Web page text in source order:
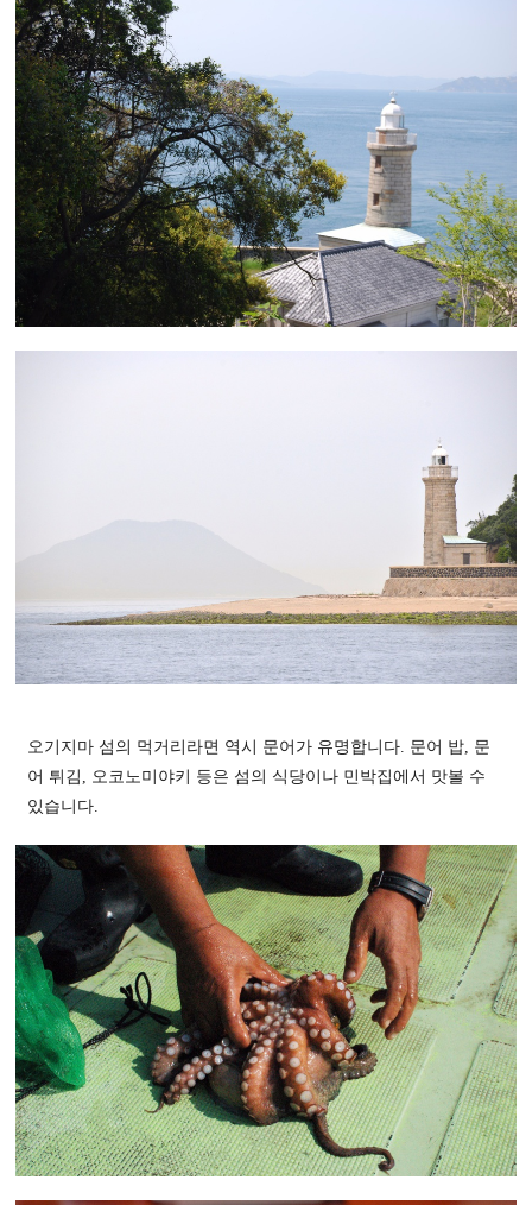
오기지마 섬의 먹거리라면 역시 문어가 유명합니다. 문어 밥, 문
어 튀김, 오코노미야키 등은 섬의 식당이나 민박집에서 맛볼 수
있습니다.